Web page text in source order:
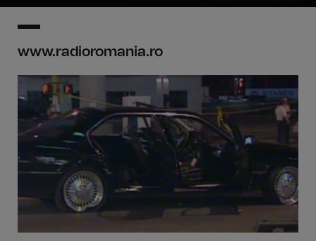
www.radioromania.ro